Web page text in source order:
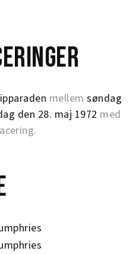
mellemsøndag
den 28. maj 1972 med